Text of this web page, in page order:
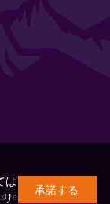
reserved.
は
リ
承諾する